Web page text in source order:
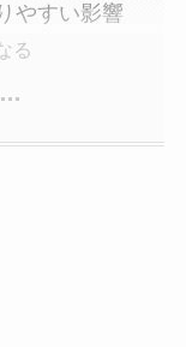
やすい影響
る